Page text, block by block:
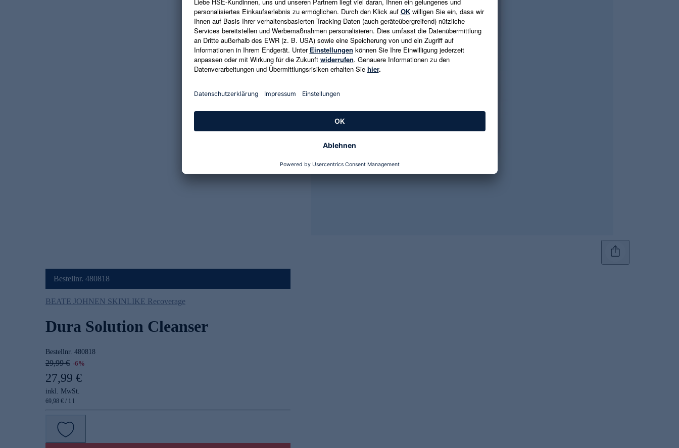
Bestellnr. 480818
BEATE JOHNEN SKINLIKE Recoverage
Dura Solution Cleanser
Bestellnr. 480818
29,99 € -6%
27,99 €
inkl. MwSt.
69,98 € / 1 l